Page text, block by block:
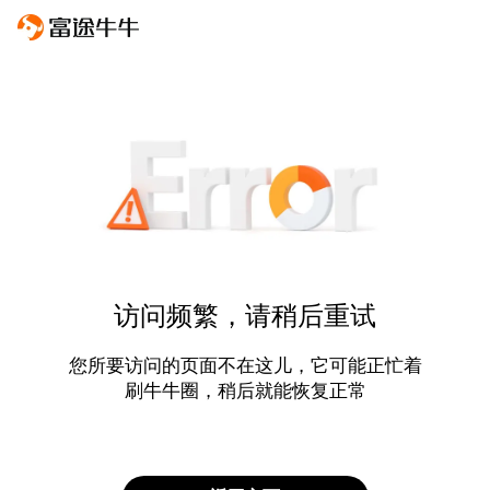
访问频繁，请稍后重试
您所要访问的页面不在这儿，它可能正忙着
刷牛牛圈，稍后就能恢复正常